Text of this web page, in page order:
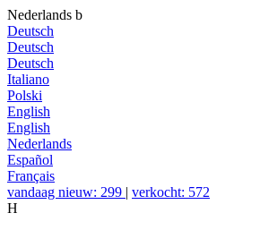
Nederlands b
Deutsch
Deutsch
Deutsch
Italiano
Polski
English
English
Nederlands
Español
Français
vandaag nieuw: 299 | verkocht: 572
H